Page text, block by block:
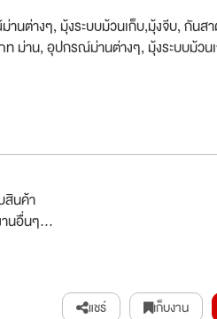
นต่างๆ, มุ้งระบบม้วนเก็บ,มุ้งจีบ, กัน
ม่าน, อุปกรณ์ม่านต่างๆ, มุ้งระบบม้ว
สินค้า
านอื่นๆ...
แชร์ เก็บงาน